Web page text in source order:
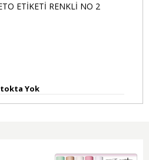
ETİKETİ RENKLİ NO 2
Yok